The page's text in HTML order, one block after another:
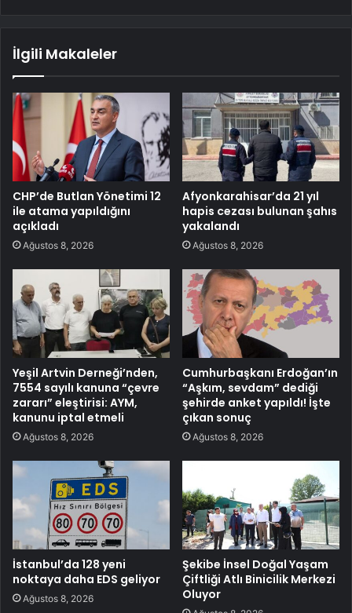
İlgili Makaleler
CHP’de Butlan Yönetimi 12
ile atama yapıldığını
açıkladı
Ağustos 8, 2026
Afyonkarahisar’da 21 yıl
hapis cezası bulunan şahıs
yakalandı
Ağustos 8, 2026
Yeşil Artvin Derneği’nden,
7554 sayılı kanuna “çevre
zararı” eleştirisi: AYM,
kanunu iptal etmeli
Ağustos 8, 2026
Cumhurbaşkanı Erdoğan’ın
“Aşkım, sevdam” dediği
şehirde anket yapıldı! İşte
çıkan sonuç
Ağustos 8, 2026
İstanbul’da 128 yeni
noktaya daha EDS geliyor
Ağustos 8, 2026
Şekibe İnsel Doğal Yaşam
Çiftliği Atlı Binicilik Merkezi
Oluyor